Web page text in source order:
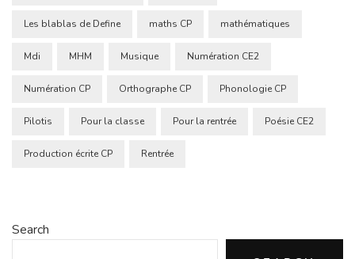
Les blablas de Define maths CP mathématiques
Mdi MHM Musique Numération CE2
Numération CP Orthographe CP Phonologie CP
Pilotis Pour la classe Pour la rentrée Poésie CE2
Production écrite CP Rentrée
Search